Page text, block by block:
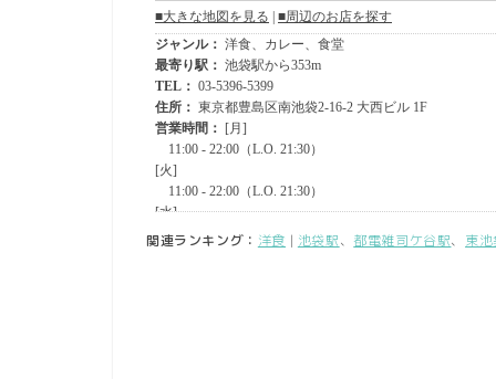
関連ランキング： 洋食 | 池袋駅、都電雑司ケ谷駅、 東